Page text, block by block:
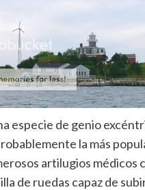
especie de genio
la más
artilugios médicos
de ruedas capaz de